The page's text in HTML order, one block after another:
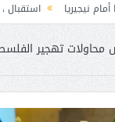
جماهيرى حاشد
محاولات تهجير